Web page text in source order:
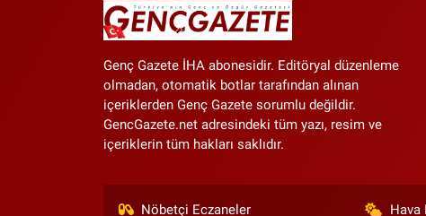
Genç Gazete İHA abonesidir. Editöryal düzenleme
olmadan, otomatik botlar tarafından alınan
içeriklerden Genç Gazete sorumlu değildir.
GencGazete.net adresindeki tüm yazı, resim ve
içeriklerin tüm hakları saklıdır.
Nöbetçi Eczaneler Hava